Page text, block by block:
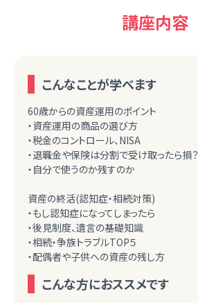
講座内容
こんなことが学べます
60歳からの資産運用のポイント
・資産運用の商品の選び方
・税金のコントロール、NISA
・退職金や保険は分割で受け取ったら損？
・自分で使うのか残すのか
資産の終活(認知症・相続対策)
・もし認知症になってしまったら
・後見制度、遺言の基礎知識
・相続・争族トラブルTOP５
・配偶者や子供への資産の残し方
こんな方におススメです